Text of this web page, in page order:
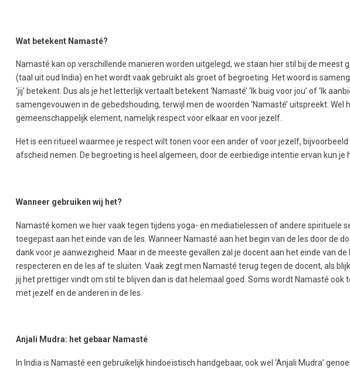
Wat betekent Namasté?
Namasté kan op verschillende manieren worden uitgelegd, we staan hier stil bij de
(taal uit oud India) en het wordt vaak gebruikt als groet of begroeting. Het woord is
‘jij’ betekent. Dus als je het letterlijk vertaalt betekent ‘Namasté’ ‘Ik buig voor jou’ of ‘Ik
samengevouwen in de gebedshouding, terwijl men de woorden ‘Namasté’ uitspreekt.
gemeenschappelijk element, namelijk respect voor elkaar en voor jezelf.
Het is een ritueel waarmee je respect wilt tonen voor een ander of voor jezelf,
afscheid nemen. De begroeting is heel algemeen, door de eerbiedige intentie ervan kun je
Wanneer gebruiken wij het?
Namasté komen we hier vaak tegen tijdens yoga- en mediatielessen of andere spirituele
toegepast aan het einde van de les. Wanneer Namasté aan het begin van de les door de
dank voor je aanwezigheid. Maar in de meeste gevallen zal je docent aan het einde van
respecteren en de les af te sluiten. Vaak zegt men Namasté terug tegen de docent, als
jij het prettiger vindt om stil te blijven dan is dat helemaal goed. Soms wordt Namasté
met jezelf en de anderen in de les.
Anjali Mudra: het gebaar Namasté
In India is Namasté een gebruikelijk hindoeïstisch handgebaar, ook wel ‘Anjali Mudra’